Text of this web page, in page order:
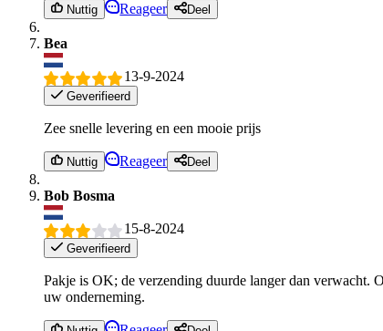
Nuttig Reageer Deel
Bea
13-9-2024
Geverifieerd
Zee snelle levering en een mooie prijs
Nuttig Reageer Deel
Bob Bosma
15-8-2024
Geverifieerd
Pakje is OK; de verzending duurde langer dan
uw onderneming.